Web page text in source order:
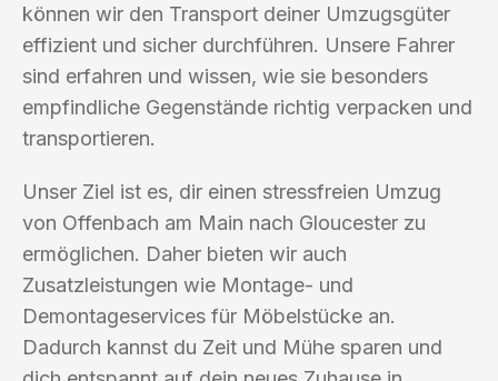
können wir den Transport deiner Umzugsgüter
effizient und sicher durchführen. Unsere Fahrer
sind erfahren und wissen, wie sie besonders
empfindliche Gegenstände richtig verpacken und
transportieren.
Unser Ziel ist es, dir einen stressfreien Umzug
von Offenbach am Main nach Gloucester zu
ermöglichen. Daher bieten wir auch
Zusatzleistungen wie Montage- und
Demontageservices für Möbelstücke an.
Dadurch kannst du Zeit und Mühe sparen und